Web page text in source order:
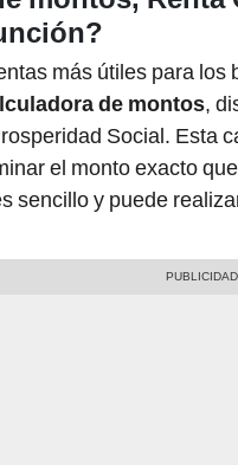
Social. Esta
el monto exacto
sencillo y puede